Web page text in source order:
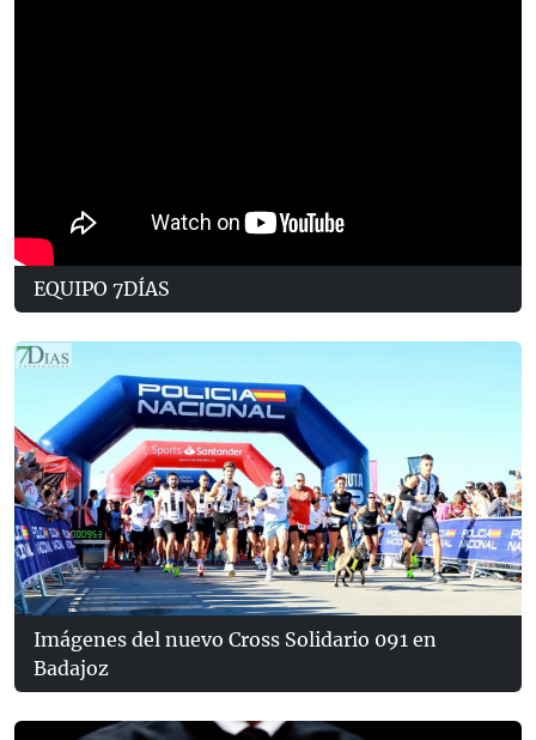
EQUIPO 7DÍAS
Imágenes del nuevo Cross Solidario 091 en
Badajoz